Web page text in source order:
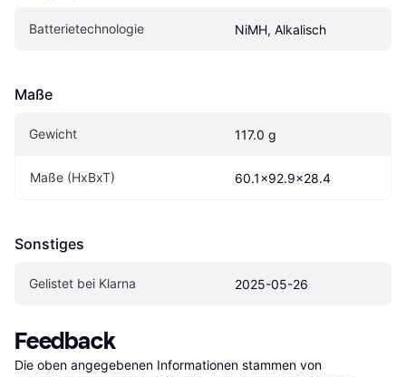
Batterietechnologie NiMH, Alkalisch
Maße
Gewicht 117.0 g
Maße (HxBxT) 60.1x92.9x28.4
Sonstiges
Gelistet bei Klarna 2025-05-26
Feedback
Die oben angegebenen Informationen stammen von